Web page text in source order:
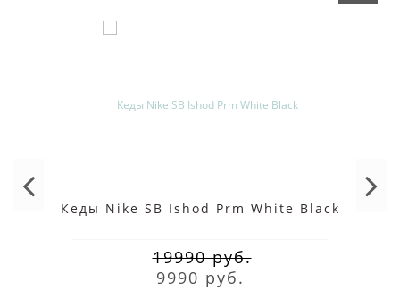
Кеды Nike SB Ishod Prm White Black
19990 руб.
9990 руб.